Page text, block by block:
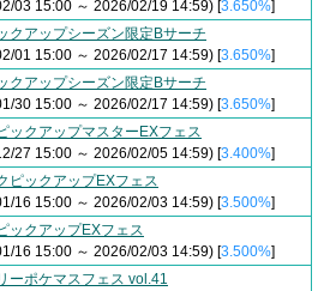
03 15:00 ～ 2026/02/19 14:59) [3.650%]
クアップシーズン限定Bサーチ
01 15:00 ～ 2026/02/17 14:59) [3.650%]
クアップシーズン限定Bサーチ
30 15:00 ～ 2026/02/17 14:59) [3.650%]
ックアップマスターEXフェス
27 15:00 ～ 2026/02/05 14:59) [3.400%]
ピックアップEXフェス
16 15:00 ～ 2026/02/03 14:59) [3.500%]
ックアップEXフェス
16 15:00 ～ 2026/02/03 14:59) [3.500%]
ーポケマスフェス vol.41